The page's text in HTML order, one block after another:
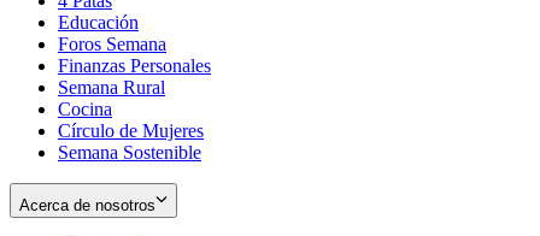
window
new
window
Educación
Foros Semana
Finanzas Personales
Semana Rural
Cocina
Círculo de Mujeres
Semana Sostenible
Acerca de nosotros